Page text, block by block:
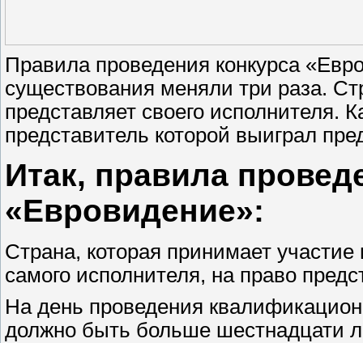
Правила проведения конкурса
существования меняли три раза.
представляет своего исполнителя.
представитель которой выиграл
Итак, правила
«Евровидение»:
Страна, которая принимает
самого исполнителя, на право
На день проведения
должно быть больше шестнадцати